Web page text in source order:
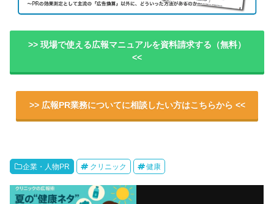
>> 現場で使える広報マニュアルを資料請求する（無料）
<<
>> 広報PR業務についてに相談したい方はこちらから <<
企業・人物PR クリニック 健康